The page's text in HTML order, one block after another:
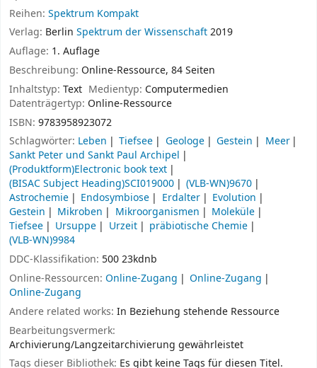
Reihen: Spektrum Kompakt
Verlag: Berlin Spektrum der Wissenschaft2019
Auflage: 1. Auflage
Beschreibung: Online-Ressource, 84 Seiten
Inhaltstyp: Text Medientyp: Computermedien
Datenträgertyp: Online-Ressource
ISBN: 9783958923072
Schlagwörter: Leben Tiefsee Geologe Gestein
Meer
Sankt Peter und Sankt Paul Archipel
(Produktform)Electronic book text
(BISAC Subject Heading)SCI019000
(VLB-WN)9670
Astrochemie
Endosymbiose Erdalter
Evolution
Gestein
Mikroben Mikroorganismen
Moleküle
Tiefsee
Ursuppe Urzeit
präbiotische Chemie
(VLB-WN)9984
DDC-Klassifikation: 500 23kdnb
Online-Ressourcen: Online-Zugang
Online-Zugang
Online-Zugang
Andere related works: In Beziehung stehende Ressource
Bearbeitungsvermerk:
Archivierung/Langzeitarchivierung gewährleistet
Tags dieser Bibliothek: Es gibt keine Tags für diesen Titel.